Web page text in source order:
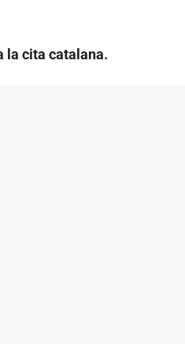
la cita catalana.